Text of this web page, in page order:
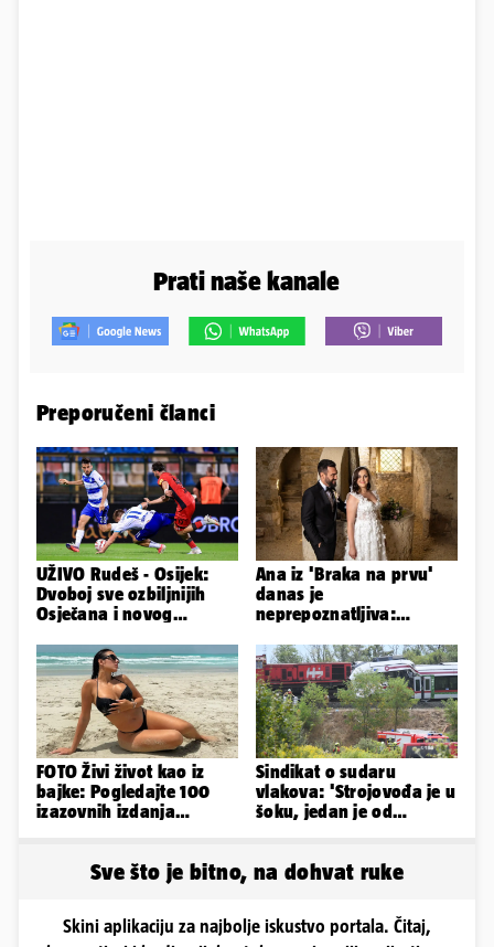
Prati naše kanale
Preporučeni članci
UŽIVO Rudeš - Osijek:
Dvoboj sve ozbiljnijih
Osječana i novog
Gorici
Ana iz 'Braka na prvu'
danas je
neprepoznatljiva:
ovako sad izgleda
FOTO Živi život kao iz
bajke: Pogledajte 100
izazovnih izdanja
Sindikat o sudaru
vlakova: 'Strojovođa je u
šoku, jedan je od
Sve što je bitno, na dohvat ruke
Skini aplikaciju za najbolje iskustvo portala. Čitaj,